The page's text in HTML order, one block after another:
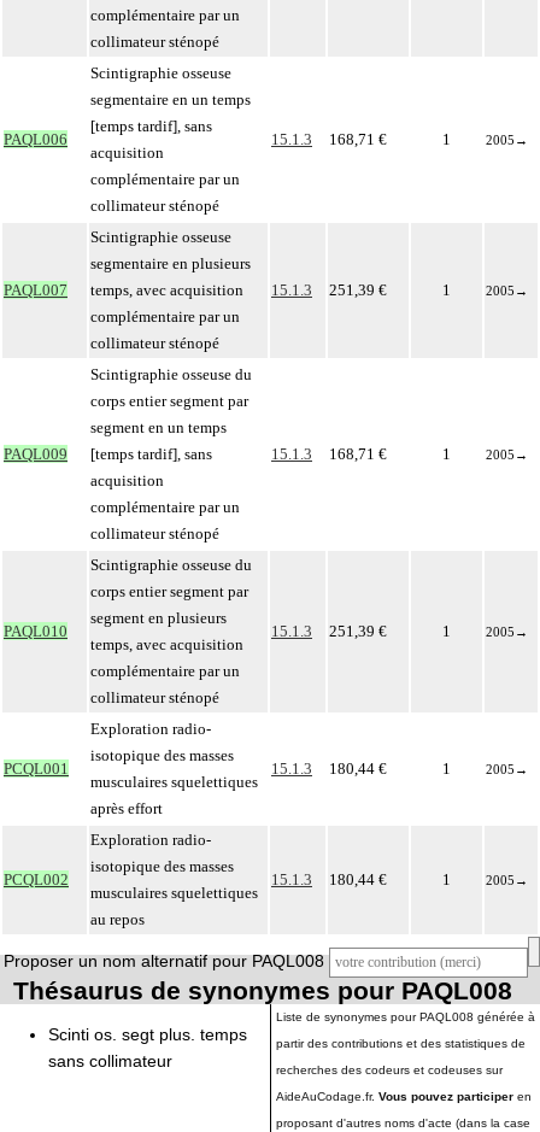
complémentaire par un
collimateur sténopé
PAQL006
Scintigraphie osseuse
segmentaire en un temps
[temps tardif], sans
acquisition
complémentaire par un
collimateur sténopé
15.1.3 168,71 € 1 2005 →
PAQL007
Scintigraphie osseuse
segmentaire en plusieurs
temps, avec acquisition
complémentaire par un
collimateur sténopé
15.1.3 251,39 € 1 2005 →
PAQL009
Scintigraphie osseuse du
corps entier segment par
segment en un temps
[temps tardif], sans
acquisition
complémentaire par un
collimateur sténopé
15.1.3 168,71 € 1 2005 →
PAQL010
Scintigraphie osseuse du
corps entier segment par
segment en plusieurs
temps, avec acquisition
complémentaire par un
collimateur sténopé
15.1.3 251,39 € 1 2005 →
PCQL001
Exploration radio-
isotopique des masses
musculaires squelettiques
après effort
15.1.3 180,44 € 1 2005 →
PCQL002
Exploration radio-
isotopique des masses
musculaires squelettiques
au repos
15.1.3 180,44 € 1 2005 →
Proposer un nom alternatif pour PAQL008
Thésaurus de synonymes pour PAQL008
Scinti os. segt plus. temps
sans collimateur
Liste de synonymes pour PAQL008 générée à
partir des contributions et des statistiques de
recherches des codeurs et codeuses sur
AideAuCodage.fr. Vous pouvez participer en
proposant d'autres noms d'acte (dans la case